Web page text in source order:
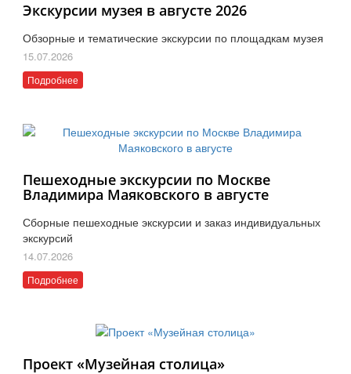
Экскурсии музея в августе 2026
Обзорные и тематические экскурсии по площадкам музея
15.07.2026
Подробнее
Пешеходные экскурсии по Москве
Владимира Маяковского в августе
Сборные пешеходные экскурсии и заказ индивидуальных
экскурсий
14.07.2026
Подробнее
Проект «Музейная столица»